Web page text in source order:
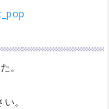
。
。